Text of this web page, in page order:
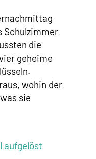
Schulzimmer
die
geheime
wohin der
sie